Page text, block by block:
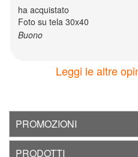
vintage
Collage
Offerte
&
ha acquistato
Foto su tela 30x40
Buono
Leggi le altre
PROMOZIONI
PRODOTTI